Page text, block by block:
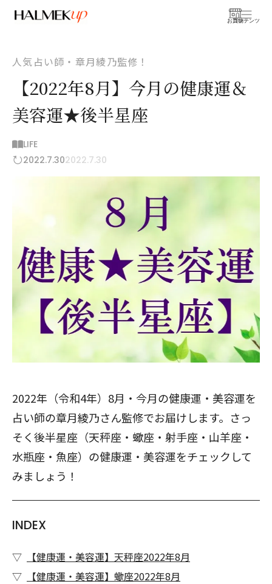
お買物
コンテンツ
人気占い師・章月綾乃監修！
【2022年8月】今月の健康運＆
美容運★後半星座
LIFE
2022.7.302022.7.30
2022年（令和4年）8月・今月の健康運・美容運を
占い師の章月綾乃さん監修でお届けします。さっ
そく後半星座（天秤座・蠍座・射手座・山羊座・
水瓶座・魚座）の健康運・美容運をチェックして
みましょう！
INDEX
【健康運・美容運】天秤座2022年8月
【健康運・美容運】蠍座2022年8月